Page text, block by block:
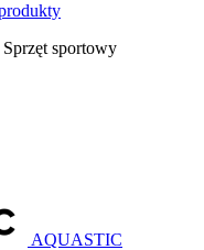
Sprzęt sportowy
AQUASTIC